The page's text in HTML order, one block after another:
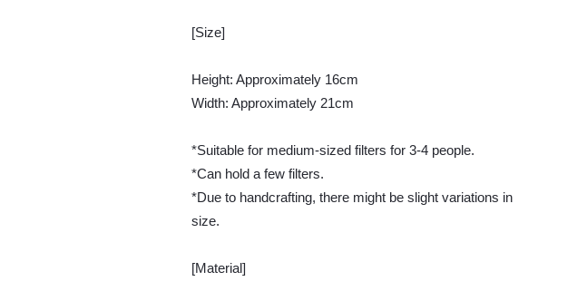
[Size]
Height: Approximately 16cm
Width: Approximately 21cm
*Suitable for medium-sized filters for 3-4 people.
*Can hold a few filters.
*Due to handcrafting, there might be slight variations in
size.
[Material]